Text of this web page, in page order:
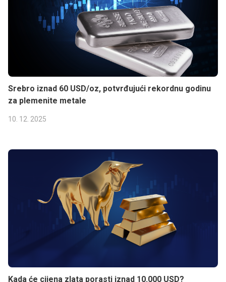
Srebro iznad 60 USD/oz, potvrđujući rekordnu godinu
za plemenite metale
10. 12. 2025
Kada će cijena zlata porasti iznad 10.000 USD?